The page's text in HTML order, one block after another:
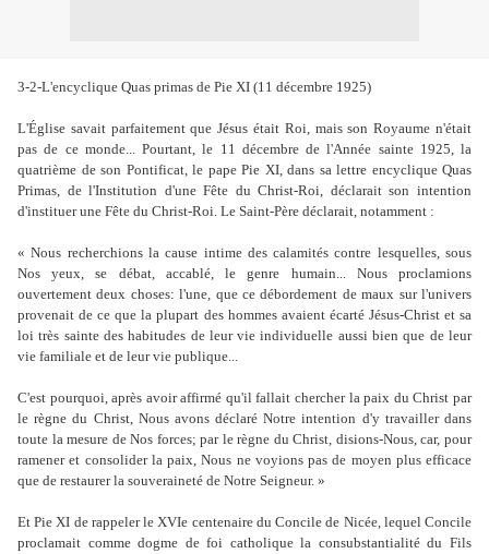
3-2-L'encyclique Quas primas de Pie XI (11 décembre 1925)
L'Église savait parfaitement que Jésus était Roi, mais son Royaume n'était
pas de ce monde... Pourtant, le 11 décembre de l'Année sainte 1925, la
quatrième de son Pontificat, le pape Pie XI, dans sa lettre encyclique Quas
Primas, de l'Institution d'une Fête du Christ-Roi, déclarait son intention
d'instituer une Fête du Christ-Roi. Le Saint-Père déclarait, notamment :
« Nous recherchions la cause intime des calamités contre lesquelles, sous
Nos yeux, se débat, accablé, le genre humain... Nous proclamions
ouvertement deux choses: l'une, que ce débordement de maux sur l'univers
provenait de ce que la plupart des hommes avaient écarté Jésus-Christ et sa
loi très sainte des habitudes de leur vie individuelle aussi bien que de leur
vie familiale et de leur vie publique...
C'est pourquoi, après avoir affirmé qu'il fallait chercher la paix du Christ par
le règne du Christ, Nous avons déclaré Notre intention d'y travailler dans
toute la mesure de Nos forces; par le règne du Christ, disions-Nous, car, pour
ramener et consolider la paix, Nous ne voyions pas de moyen plus efficace
que de restaurer la souveraineté de Notre Seigneur. »
Et Pie XI de rappeler le XVIe centenaire du Concile de Nicée, lequel Concile
proclamait comme dogme de foi catholique la consubstantialité du Fils